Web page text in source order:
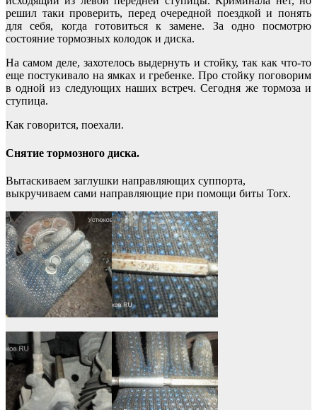
решил таки проверить, перед очередной поездкой и понять
для себя, когда готовиться к замене. За одно посмотрю
состояние тормозных колодок и диска.
На самом деле, захотелось выдернуть и стойку, так как что-то
еще постукивало на ямках и гребенке. Про стойку поговорим
в одной из следующих наших встреч. Сегодня же тормоза и
ступица.
Как говорится, поехали.
Снятие тормозного диска.
Вытаскиваем заглушки направляющих суппорта,
выкручиваем сами направляющие при помощи биты Torx.